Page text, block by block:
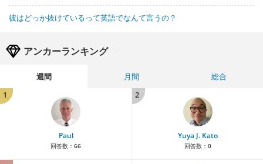
彼はどっか抜けているって英語でなんて言うの？
アンカーランキング
週間 月間
総合
1
Paul
回答数： 66
2
Yuya J. Kato
回答数： 0